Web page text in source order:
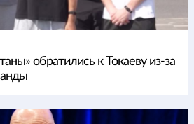
обратились к Токаеву из-за